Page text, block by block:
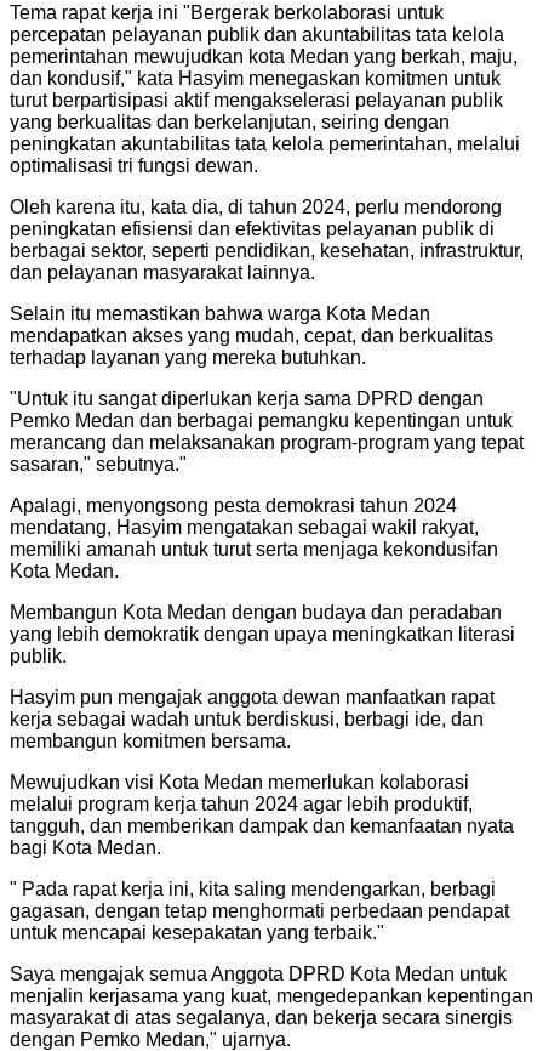
Tema rapat kerja ini "Bergerak berkolaborasi untuk
percepatan pelayanan publik dan akuntabilitas tata kelola
pemerintahan mewujudkan kota Medan yang berkah, maju,
dan kondusif," kata Hasyim menegaskan komitmen untuk
turut berpartisipasi aktif mengakselerasi pelayanan publik
yang berkualitas dan berkelanjutan, seiring dengan
peningkatan akuntabilitas tata kelola pemerintahan, melalui
optimalisasi tri fungsi dewan.
Oleh karena itu, kata dia, di tahun 2024, perlu mendorong
peningkatan efisiensi dan efektivitas pelayanan publik di
berbagai sektor, seperti pendidikan, kesehatan, infrastruktur,
dan pelayanan masyarakat lainnya.
Selain itu memastikan bahwa warga Kota Medan
mendapatkan akses yang mudah, cepat, dan berkualitas
terhadap layanan yang mereka butuhkan.
"Untuk itu sangat diperlukan kerja sama DPRD dengan
Pemko Medan dan berbagai pemangku kepentingan untuk
merancang dan melaksanakan program-program yang tepat
sasaran," sebutnya."
Apalagi, menyongsong pesta demokrasi tahun 2024
mendatang, Hasyim mengatakan sebagai wakil rakyat,
memiliki amanah untuk turut serta menjaga kekondusifan
Kota Medan.
Membangun Kota Medan dengan budaya dan peradaban
yang lebih demokratik dengan upaya meningkatkan literasi
publik.
Hasyim pun mengajak anggota dewan manfaatkan rapat
kerja sebagai wadah untuk berdiskusi, berbagi ide, dan
membangun komitmen bersama.
Mewujudkan visi Kota Medan memerlukan kolaborasi
melalui program kerja tahun 2024 agar lebih produktif,
tangguh, dan memberikan dampak dan kemanfaatan nyata
bagi Kota Medan.
" Pada rapat kerja ini, kita saling mendengarkan, berbagi
gagasan, dengan tetap menghormati perbedaan pendapat
untuk mencapai kesepakatan yang terbaik."
Saya mengajak semua Anggota DPRD Kota Medan untuk
menjalin kerjasama yang kuat, mengedepankan kepentingan
masyarakat di atas segalanya, dan bekerja secara sinergis
dengan Pemko Medan," ujarnya.